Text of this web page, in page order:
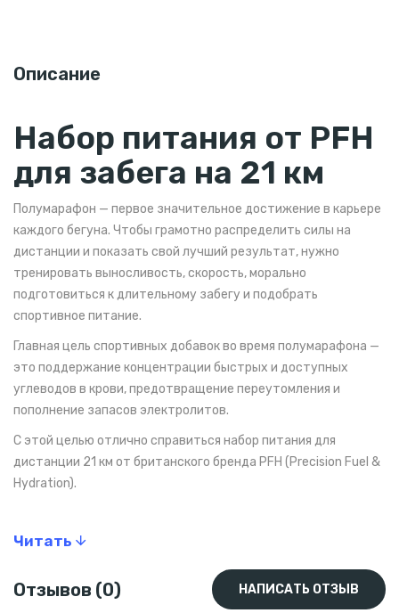
Описание
Набор питания от PFH
для забега на 21 км
Полумарафон — первое значительное достижение в карьере
каждого бегуна. Чтобы грамотно распределить силы на
дистанции и показать свой лучший результат, нужно
тренировать выносливость, скорость, морально
подготовиться к длительному забегу и подобрать
спортивное питание.
Главная цель спортивных добавок во время полумарафона —
это поддержание концентрации быстрых и доступных
углеводов в крови, предотвращение переутомления и
пополнение запасов электролитов.
С этой целью отлично справиться набор питания для
дистанции 21 км от британского бренда PFH (Precision Fuel &
Hydration).
Что включает в себя набор
которых содержит 30 г углеводов в быстрой и
доступной форме, отлично всасывается и не
Читать
Отзывов (0) НАПИСАТЬ ОТЗЫВ